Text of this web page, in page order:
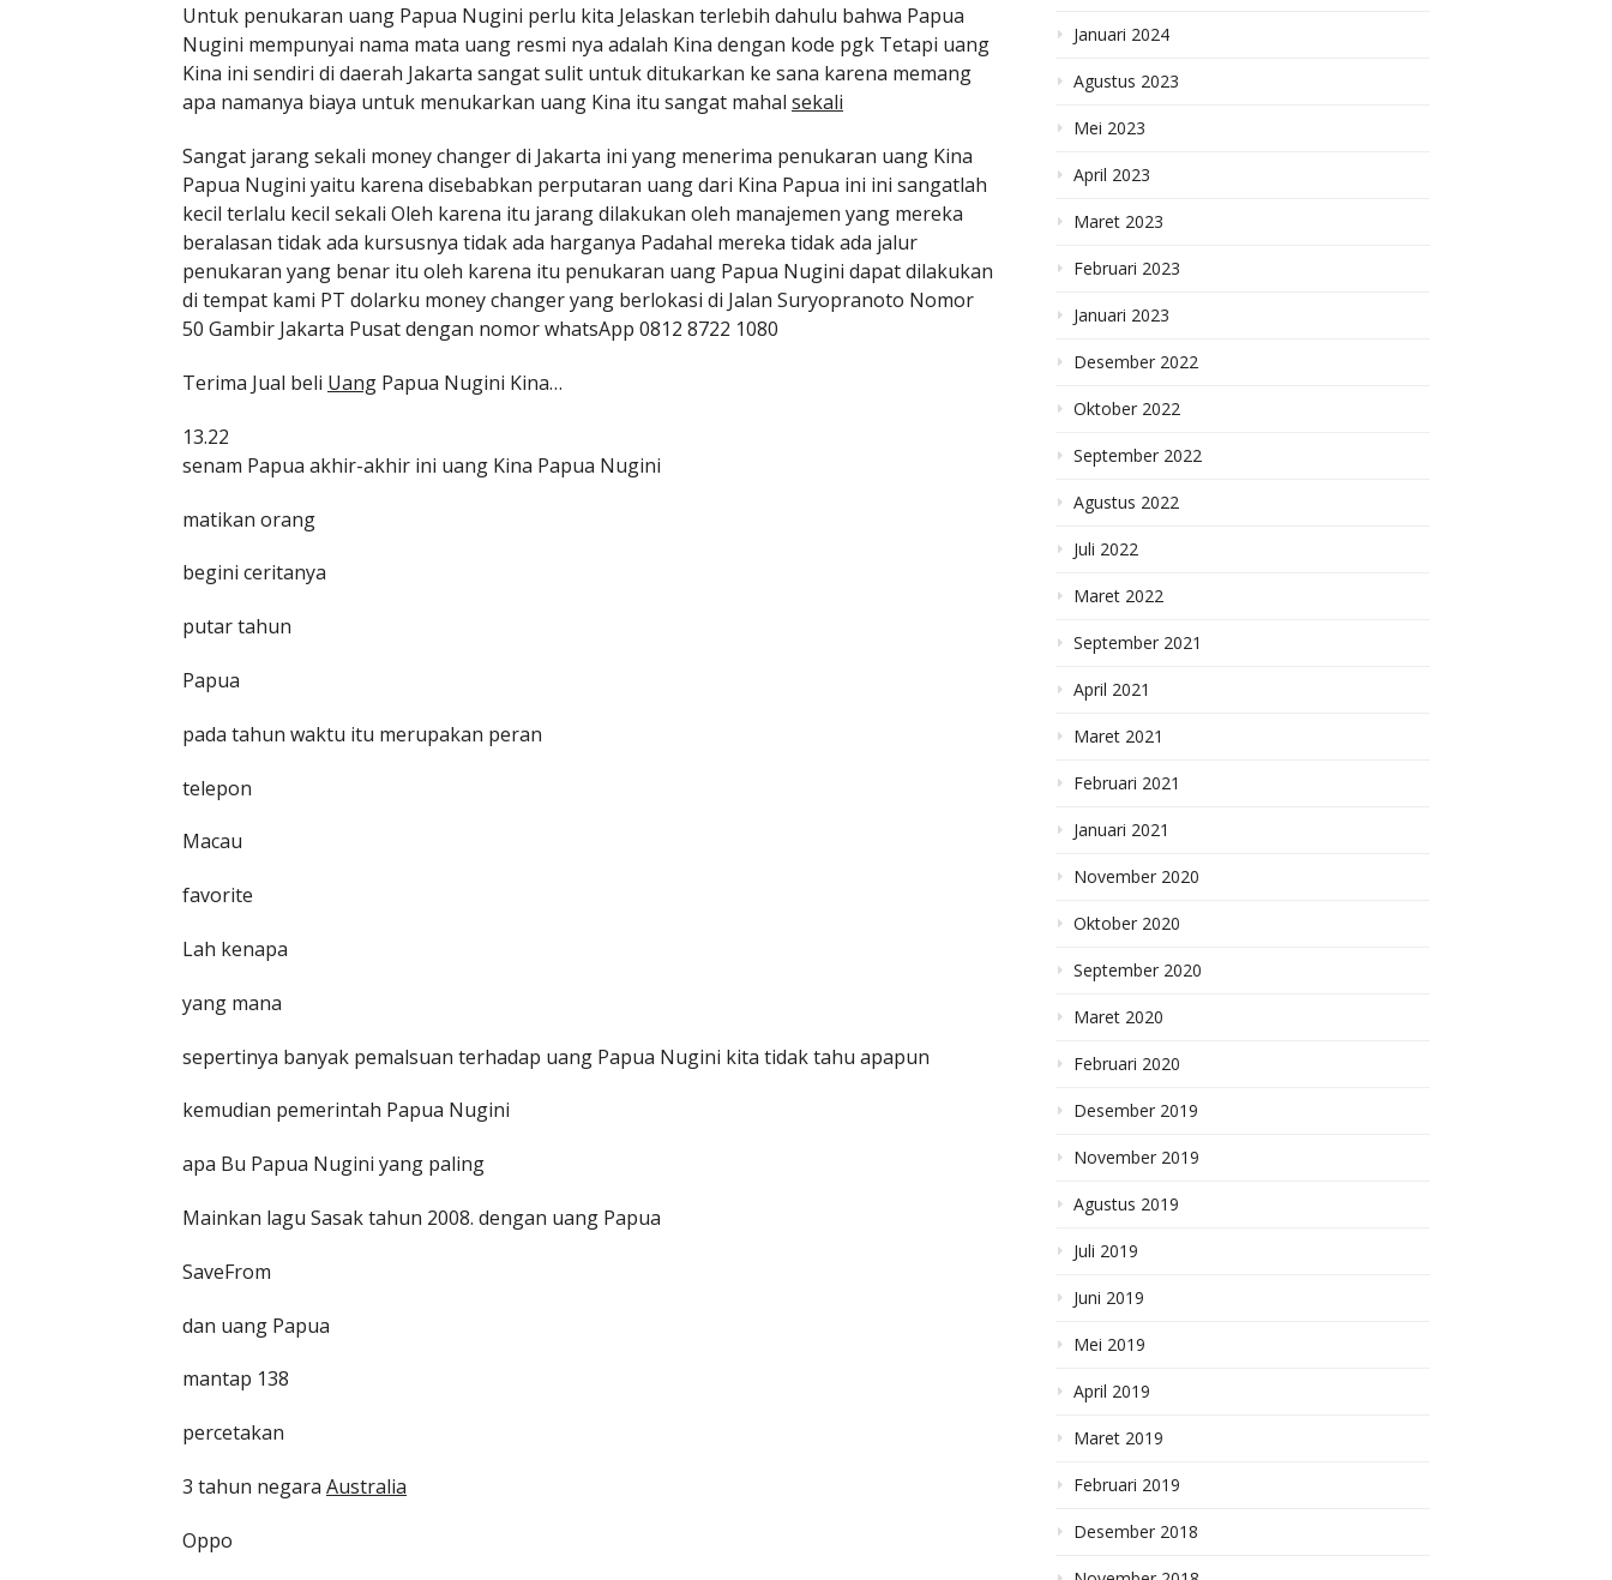
Untuk penukaran uang Papua Nugini perlu kita Jelaskan terlebih dahulu bahwa Papua
Nugini mempunyai nama mata uang resmi nya adalah Kina dengan kode pgk Tetapi uang
Kina ini sendiri di daerah Jakarta sangat sulit untuk ditukarkan ke sana karena memang
apa namanya biaya untuk menukarkan uang Kina itu sangat mahal sekali
Sangat jarang sekali money changer di Jakarta ini yang menerima penukaran uang Kina
Papua Nugini yaitu karena disebabkan perputaran uang dari Kina Papua ini ini sangatlah
kecil terlalu kecil sekali Oleh karena itu jarang dilakukan oleh manajemen yang mereka
beralasan tidak ada kursusnya tidak ada harganya Padahal mereka tidak ada jalur
penukaran yang benar itu oleh karena itu penukaran uang Papua Nugini dapat dilakukan
di tempat kami PT dolarku money changer yang berlokasi di Jalan Suryopranoto Nomor
50 Gambir Jakarta Pusat dengan nomor whatsApp 0812 8722 1080
Terima Jual beli Uang Papua Nugini Kina…
13.22
senam Papua akhir-akhir ini uang Kina Papua Nugini
matikan orang
begini ceritanya
putar tahun
Papua
pada tahun waktu itu merupakan peran
telepon
Macau
favorite
Lah kenapa
yang mana
sepertinya banyak pemalsuan terhadap uang Papua Nugini kita tidak tahu apapun
kemudian pemerintah Papua Nugini
apa Bu Papua Nugini yang paling
Mainkan lagu Sasak tahun 2008. dengan uang Papua
SaveFrom
dan uang Papua
mantap 138
percetakan
3 tahun negara Australia
Oppo
Januari 2024
Agustus 2023
Mei 2023
April 2023
Maret 2023
Februari 2023
Januari 2023
Desember 2022
Oktober 2022
September 2022
Agustus 2022
Juli 2022
Maret 2022
September 2021
April 2021
Maret 2021
Februari 2021
Januari 2021
November 2020
Oktober 2020
September 2020
Maret 2020
Februari 2020
Desember 2019
November 2019
Agustus 2019
Juli 2019
Juni 2019
Mei 2019
April 2019
Maret 2019
Februari 2019
Desember 2018